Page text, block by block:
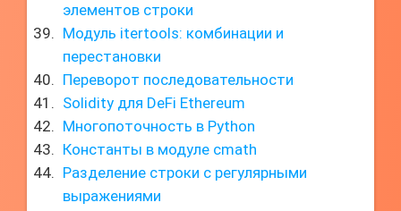
элементов строки
Модуль itertools: комбинации и
перестановки
Переворот последовательности
Solidity для DeFi Ethereum
Многопоточность в Python
Константы в модуле cmath
Разделение строки с регулярными
выражениями